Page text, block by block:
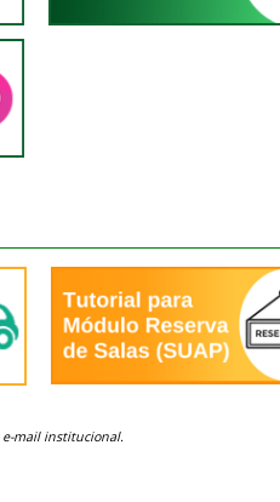
e-mail institucional.